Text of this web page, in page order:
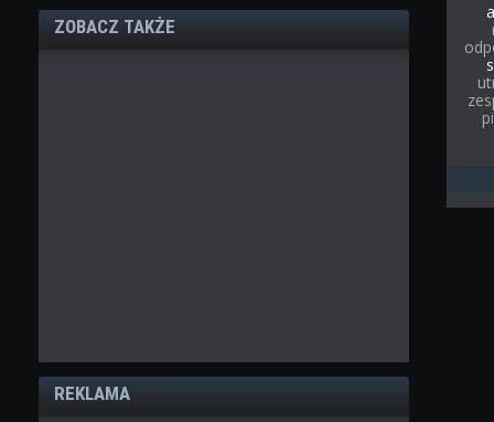
ZOBACZ TAKŻE
REKLAMA